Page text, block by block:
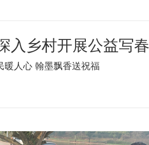
入乡村开展公益写
暖人心 翰墨飘香送祝福